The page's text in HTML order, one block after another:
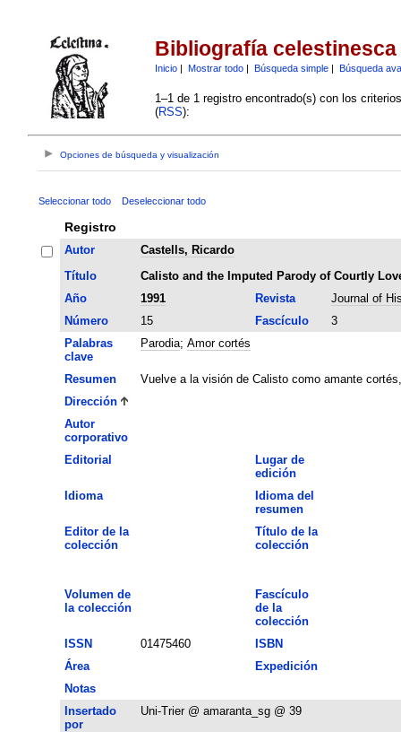
Bibliografía celestinesca
Inicio| Mostrar todo| Búsqueda simple| Búsqueda
1–1 de 1 registro encontrado(s) con los
(RSS):
Opciones de búsqueda y visualización
Seleccionar todo Deseleccionar todo
Registro
Autor
Castells, Ricardo
Título
Calisto and the Imputed Parody of Courtly
Año
1991 Revista
Journal of
Número
15 Fascículo
3
Palabras
clave
Parodia; Amor cortés
Resumen
Vuelve a la visión de Calisto como amante
Dirección
Autor
corporativo
Editorial
Lugar de
edición
Idioma
Idioma del
resumen
Editor de la
colección
Título de la
colección
Volumen de
la colección
Fascículo
de la
colección
ISSN
01475460
ISBN
Área
Expedición
Notas
Insertado
por
Uni-Trier @ amaranta_sg @ 39